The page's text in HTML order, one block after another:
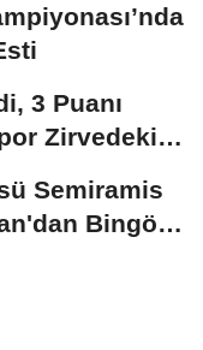
3 Puanı
Zirvedeki
Semiramis
Bingöl